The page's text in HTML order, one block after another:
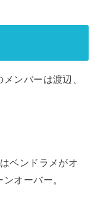
ンバーは渡辺、
ベンドラメがオ
オーバー。